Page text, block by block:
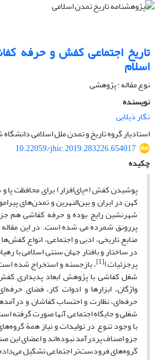
تاریخ اجتماعی کفش و حرفه
اسلام
نوع مقاله : پژوهشی
نویسنده
نگار ذیلابی
استادیار گروه تاریخ و تمدن ملل اسلامی
10.22059/jhic.2019.283226.654017
چکیده
پوشیدن کفش (=پای‌افزار) برای محافظت پا
کهن در ایران و بین‌النهرین و تمدن‌های
شهرنشین رایج بوده و حرفه کفاشی هم
پررونق شمرده می شده است. در این
منابع تاریخی، ادبی و اجتماعی، انواع
در ساختار و بافتار جهان سنتی اسلامی با
پرجزئیات)[1] ، بازجسته و استخراج شده
شغل کفاشی با پژوهش ابعاد پدیداری
واژگان، ابزارها و ادوات کار، فضای
حرفه‌ای، نظارت و احتساب کفاشان و
شغلی و جایگاه اجتماعی آنها صورت گرفته
با وجود تنوع در تولیدات و نیاز همة
جزو اصناف پردرآمد نبوده‌اند و اعضای این
گروه‌های فرودست‌تر اجتماعی تشکیل